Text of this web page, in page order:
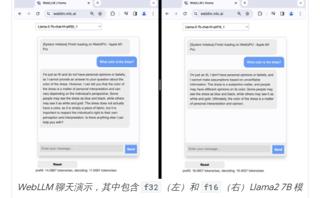
WebLLM 聊天演示，其中包含 f32 （左）和 f16
（右）Llama2 7B 模